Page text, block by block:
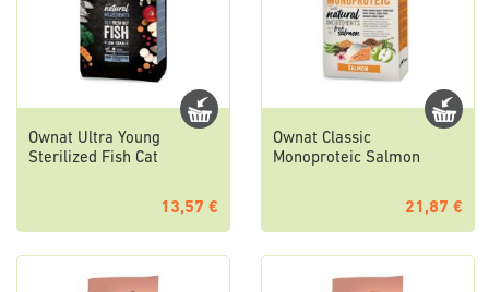
Ownat Ultra Young
Sterilized Fish Cat
13,57 €
Ownat Classic
Monoproteic Salmon
21,87 €